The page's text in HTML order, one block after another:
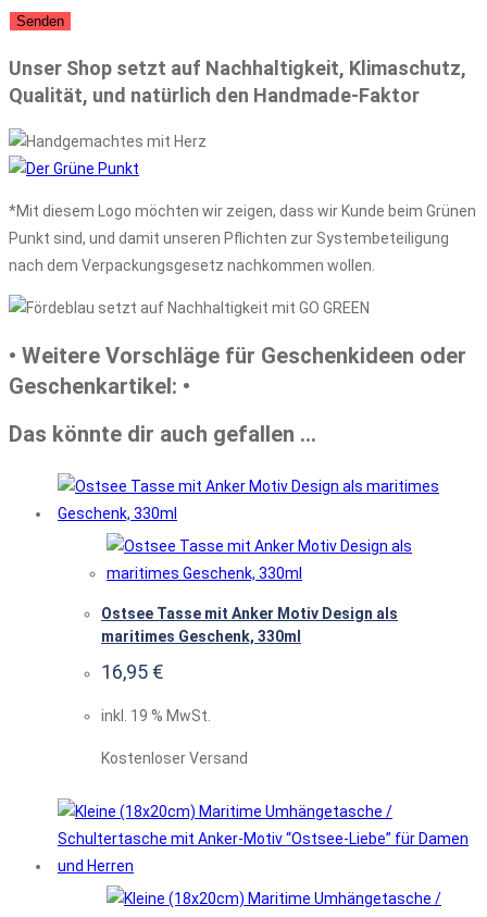
Unser Shop setzt auf Nachhaltigkeit, Klimaschutz,
Qualität, und natürlich den Handmade-Faktor
*Mit diesem Logo möchten wir zeigen, dass wir Kunde beim Grünen
Punkt sind, und damit unseren Pflichten zur Systembeteiligung
nach dem Verpackungsgesetz nachkommen wollen.
• Weitere Vorschläge für Geschenkideen oder
Geschenkartikel: •
Das könnte dir auch gefallen …
Ostsee Tasse mit Anker Motiv Design als
maritimes Geschenk, 330ml
16,95 €
inkl. 19 % MwSt.
Kostenloser Versand